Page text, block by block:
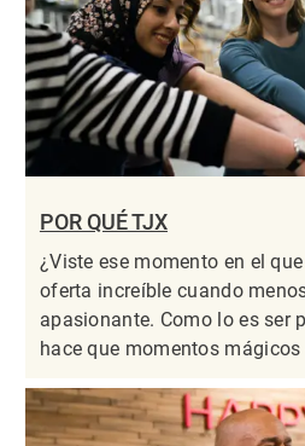
POR QUÉ TJX
¿Viste ese momento en el
oferta increíble cuando
apasionante. Como lo es ser
hace que momentos